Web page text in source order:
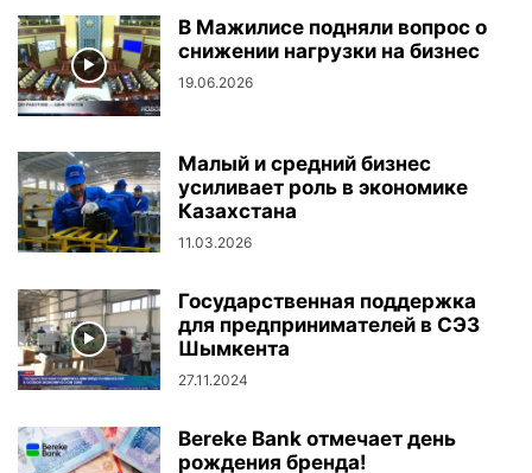
В Мажилисе подняли вопрос о
снижении нагрузки на бизнес
19.06.2026
Малый и средний бизнес
усиливает роль в экономике
Казахстана
11.03.2026
Государственная поддержка
для предпринимателей в СЭЗ
Шымкента
27.11.2024
Bereke Bank отмечает день
рождения бренда!